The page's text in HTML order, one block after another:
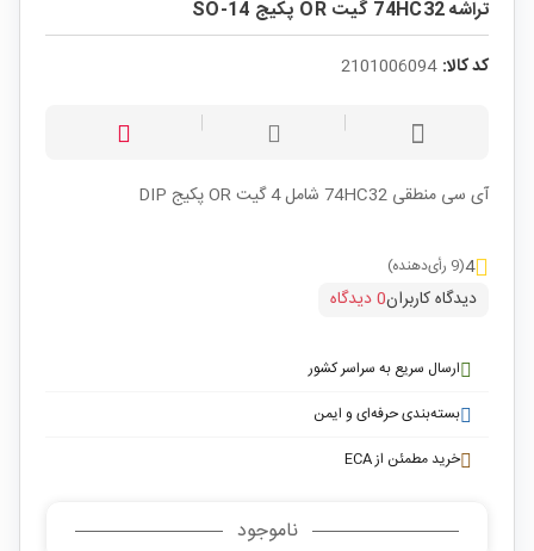
تراشه 74HC32 گیت OR پکیج SO-14
کد کالا: 2101006094
آی سی منطقی 74HC32 شامل 4 گیت OR پکیج DIP
4(9 رأی‌دهنده)
دیدگاه کاربران0 دیدگاه
ارسال سریع به سراسر کشور
بسته‌بندی حرفه‌ای و ایمن
خرید مطمئن از ECA
ناموجود